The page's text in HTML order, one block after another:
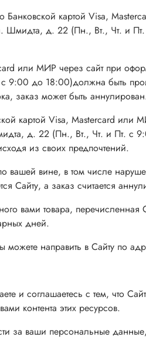
картой Visa,
д. 22 (Пн., Вт., Чт. и
или МИР через сайт при
до 18:00)должна быть
заказ может быть
картой Visa, Mastercard
д. 22 (Пн., Вт., Чт. и Пт. с
из своих предпочтений.
вине, в том числе
Сайту, а заказ считается
вами товара,
дней.
направить в Сайту по
соглашаетесь с тем, что Сайт
контента этих ресурсов.
за ваши персональные